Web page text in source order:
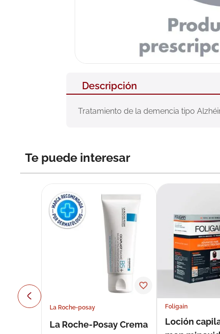
Descripción
Tratamiento de la demencia tipo
Te puede interesar
La Roche-posay
La Roche-Posay Crema
Foligain
Loción